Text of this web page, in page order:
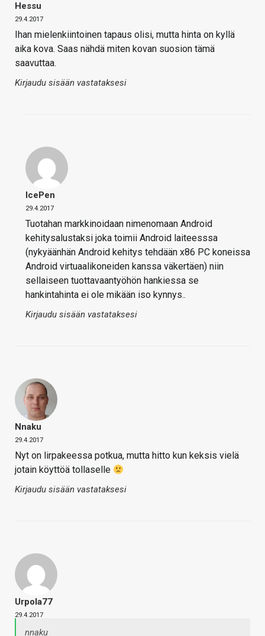
Hessu
29.4.2017
Ihan mielenkiintoinen tapaus olisi, mutta hinta on kyllä
aika kova. Saas nähdä miten kovan suosion tämä
saavuttaa.
Kirjaudu sisään vastataksesi
IcePen
29.4.2017
Tuotahan markkinoidaan nimenomaan Android
kehitysalustaksi joka toimii Android laiteesssa
(nykyäänhän Android kehitys tehdään x86 PC koneissa
Android virtuaalikoneiden kanssa väkertäen) niin
sellaiseen tuottavaantyöhön hankiessa se
hankintahinta ei ole mikään iso kynnys..
Kirjaudu sisään vastataksesi
Nnaku
29.4.2017
Nyt on lirpakeessa potkua, mutta hitto kun keksis vielä
jotain köyttöä tollaselle
Kirjaudu sisään vastataksesi
Urpola77
29.4.2017
nnaku